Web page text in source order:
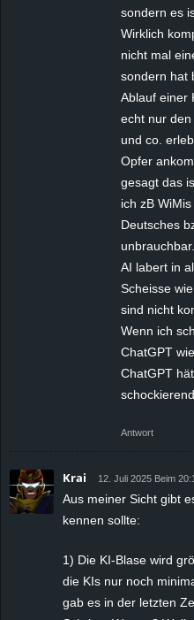
sondern es
Wirklich
nicht mal
sondern hat
Ablauf einer
echt nur
und co.
Opfer
gesagt das
ich zB
Deutsches
AI labert in
Scheisse
sind nicht
Wenn ich
ChatGPT
ChatGPT
Antwort
Krai 12. Juli 2025 Beim
Aus meiner Sicht gibt
kennen sollte:
1) Die KI-Blase wird
die KIs nur noch
gab es in der letzten